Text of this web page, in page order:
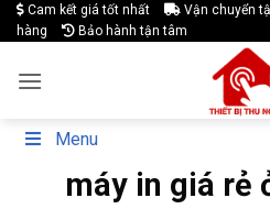
Skip
to
Cam kết giá tốt nhất Vận chuyển
hàng
Bảo hành tận tâm
Menu
máy in giá rẻ